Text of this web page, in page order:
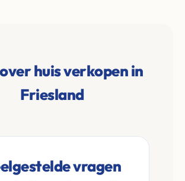
huis verkopen in
Friesland
vragen